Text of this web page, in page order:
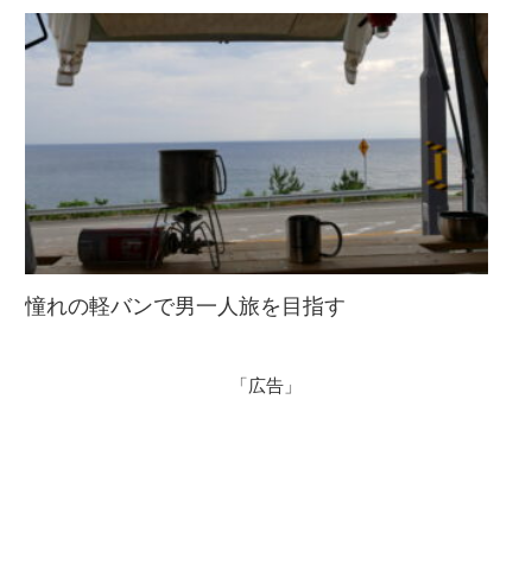
憧れの軽バンで男一人旅を目指す
「広告」